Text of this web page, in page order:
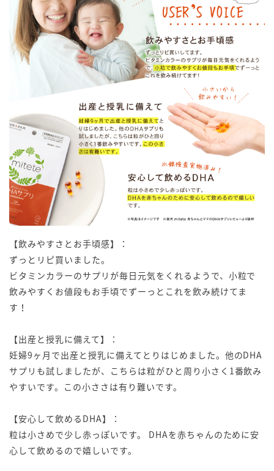
【飲みやすさとお手頃感】：
ずっとリピ買いました。
ビタミンカラーのサプリが毎日元気をくれるようで、小粒で
飲みやすくお値段もお手頃でずーっとこれを飲み続けてま
す！
【出産と授乳に備えて】：
妊婦9ヶ月で出産と授乳に備えてとりはじめました。他のDHA
サプリも試しましたが、こちらは粒がひと周り小さく1番飲み
やすいです。この小ささは有り難いです。
【安心して飲めるDHA】：
粒は小さめで少し赤っぽいです。 DHAを赤ちゃんのために安
心して飲めるので嬉しいです。